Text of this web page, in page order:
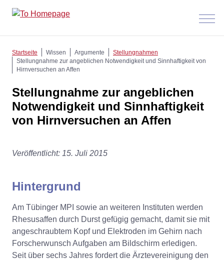
Menü
Startseite Wissen Argumente
Stellungnahmen
Stellungnahme zur angeblichen Notwendigkeit und Sinnhaftigkeit von
Hirnversuchen an Affen
Stellungnahme zur angeblichen
Notwendigkeit und Sinnhaftigkeit
von Hirnversuchen an Affen
Veröffentlicht: 15. Juli 2015
Hintergrund
Am Tübinger MPI sowie an weiteren Instituten werden
Rhesusaffen durch Durst gefügig gemacht, damit sie mit
angeschraubtem Kopf und Elektroden im Gehirn nach
Forscherwunsch Aufgaben am Bildschirm erledigen.
Seit über sechs Jahres fordert die Ärztevereinigung den